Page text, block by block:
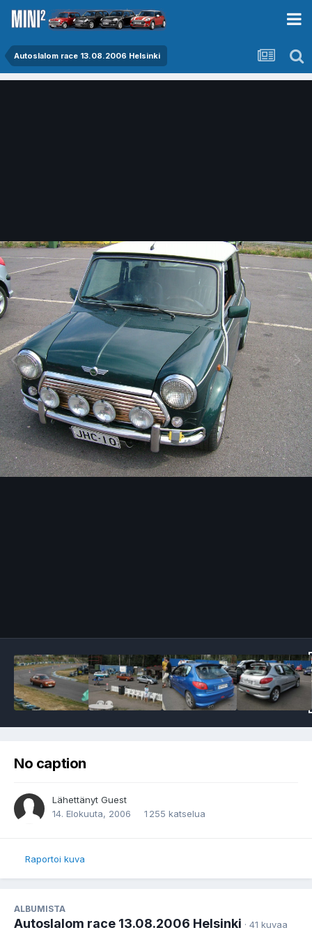
Autoslalom race 13.08.2006 Helsinki
No caption
Lähettänyt Guest
14. Elokuuta, 2006
1 255 katselua
Raportoi kuva
ALBUMISTA
Autoslalom race 13.08.2006 Helsinki · 41 kuvaa